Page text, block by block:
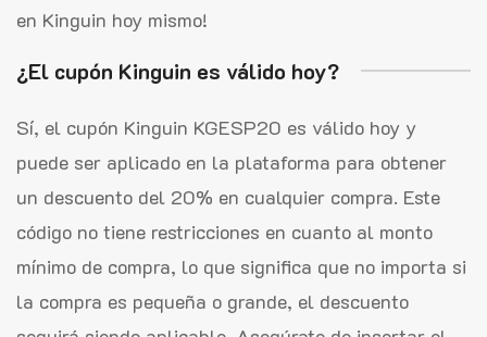
en Kinguin hoy mismo!
¿El cupón Kinguin es válido hoy?
Sí, el cupón Kinguin KGESP20 es válido hoy y
puede ser aplicado en la plataforma para obtener
un descuento del 20% en cualquier compra. Este
código no tiene restricciones en cuanto al monto
mínimo de compra, lo que significa que no importa si
la compra es pequeña o grande, el descuento